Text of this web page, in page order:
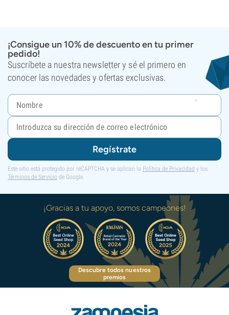
¡Consigue un 10% de descuento en tu primer
pedido!
Suscríbete a nuestra newsletter y sé el primero en
conocer las novedades y ofertas exclusivas.
Regístrate
Este sitio está protegido por reCAPTCHA y se aplican la Política de Privacidad y los
Términos de Servicio de Google.
¡Gracias a tu apoyo, somos campeones!
Descubre todos nuestros
premios